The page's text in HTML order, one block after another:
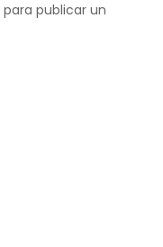
para publicar un